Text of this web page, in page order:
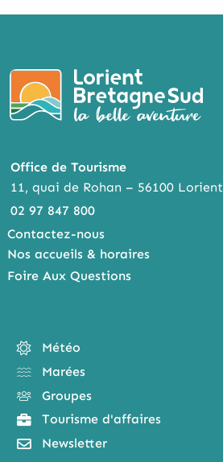
Office de Tourisme
11, quai de Rohan – 56100 Lorient
02 97 847 800
Contactez-nous
Nos accueils & horaires
Foire Aux Questions
Météo
Marées
Groupes
Tourisme d'affaires
Newsletter